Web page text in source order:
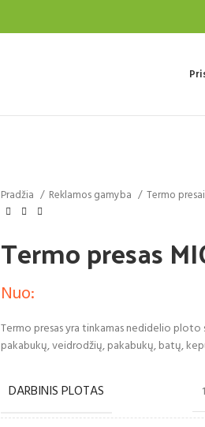
Pradžia
Reklamos gamyba Termo presai
Termo presas
Nuo:
Termo presas yra tinkamas nedidelio
pakabukų, veidrodžių, pakabukų, batų,
DARBINIS PLOTAS